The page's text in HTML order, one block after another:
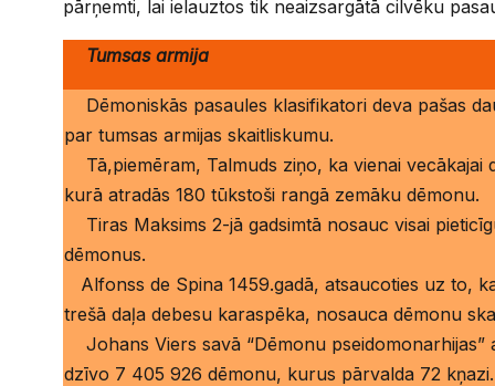
pārņemti, lai ielauztos tik neaizsargātā cilvēku
Tumsas armija
Dēmoniskās pasaules klasifikatori deva pašas
par tumsas armijas skaitliskumu.
Tā,piemēram, Talmuds ziņo, ka vienai vecākajai
kurā atradās 180 tūkstoši rangā zemāku dēmonu.
Tiras Maksims 2-jā gadsimtā nosauc visai
dēmonus.
Alfonss de Spina 1459.gadā, atsaucoties uz to,
trešā daļa debesu karaspēka, nosauca dēmonu
Johans Viers savā “Dēmonu pseidomonarhijas”
dzīvo 7 405 926 dēmonu, kurus pārvalda 72 kņazi.